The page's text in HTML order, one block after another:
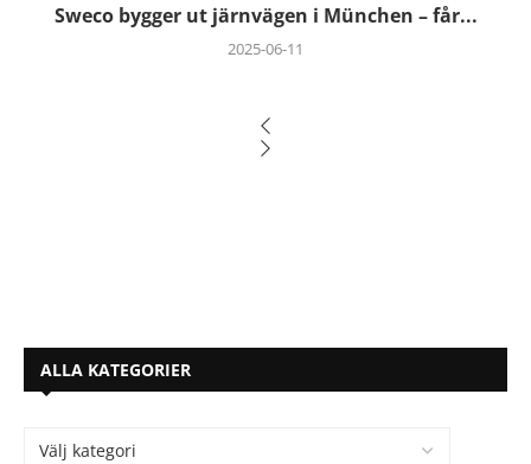
Sweco bygger ut järnvägen i München – får...
2025-06-11
ALLA KATEGORIER